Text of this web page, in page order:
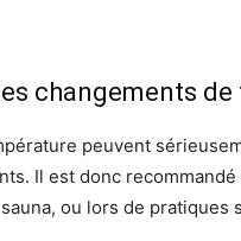
changements
peuvent
Il est donc recommandé
ou lors de pratiques